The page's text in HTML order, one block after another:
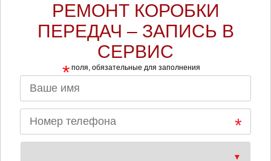
РЕМОНТ КОРОБКИ
ПЕРЕДАЧ – ЗАПИСЬ В
СЕРВИС
* поля, обязательные для заполнения